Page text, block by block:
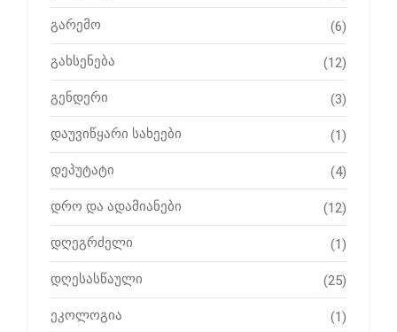
გარემო (6)
გახსენება (12)
გენდერი (3)
დაუვიწყარი სახეები (1)
დეპუტატი (4)
დრო და ადამიანები (12)
დღეგრძელი (1)
დღესასწაული (25)
ეკოლოგია (1)